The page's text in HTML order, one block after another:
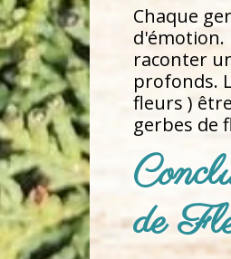
Chaque
d'émotion.
raconter
profonds.
fleurs )
gerbes de
de